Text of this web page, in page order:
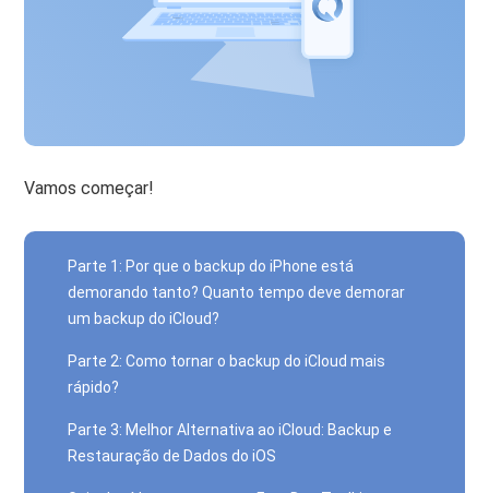
Vamos começar!
Parte 1: Por que o backup do iPhone está
demorando tanto? Quanto tempo deve demorar
um backup do iCloud?
Parte 2: Como tornar o backup do iCloud mais
rápido?
Parte 3: Melhor Alternativa ao iCloud: Backup e
Restauração de Dados do iOS